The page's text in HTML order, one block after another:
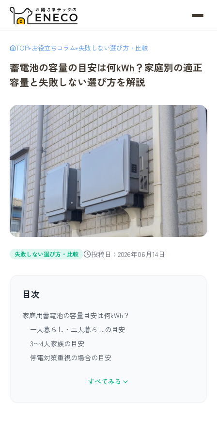
TOP▸お役立ちコラム▸失敗しない選び方・比較
蓄電池の容量の目安は何kWh？家庭別の適正
容量と失敗しない選び方を解説
失敗しない選び方・比較 投稿日：2026年06月14日
目次
家庭用蓄電池の容量目安は何kWh？
一人暮らし・二人暮らしの目安
3〜4人家族の目安
停電対策重視の場合の目安
すべてみる